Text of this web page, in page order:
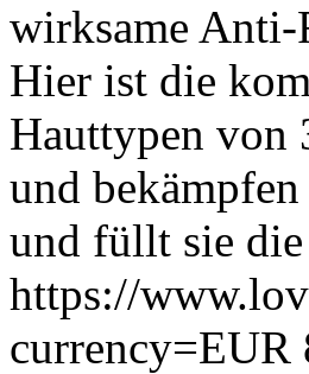
wirksame Anti-
Hier ist die
Hauttypen von
und
und füllt sie
https://
currency=EUR